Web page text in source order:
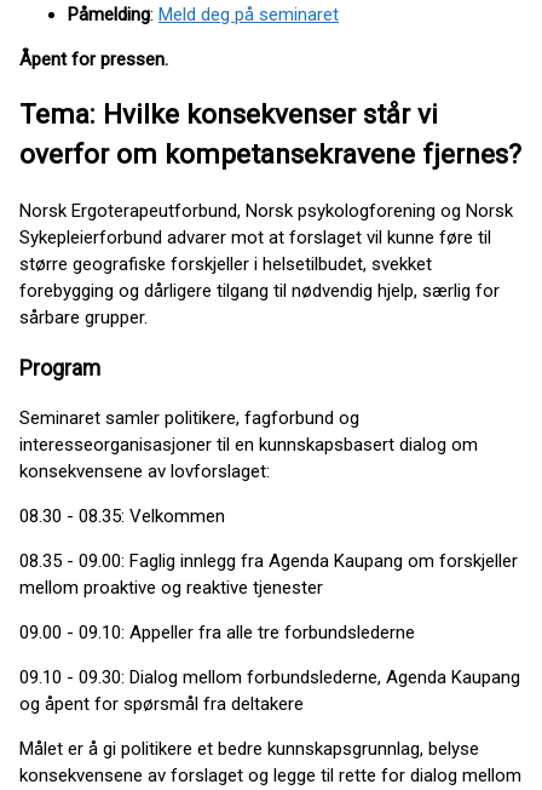
Påmelding: Meld deg på seminaret
Åpent for pressen.
Tema: Hvilke konsekvenser står vi
overfor om kompetansekravene fjernes?
Norsk Ergoterapeutforbund, Norsk psykologforening og Norsk
Sykepleierforbund advarer mot at forslaget vil kunne føre til
større geografiske forskjeller i helsetilbudet, svekket
forebygging og dårligere tilgang til nødvendig hjelp, særlig for
sårbare grupper.
Program
Seminaret samler politikere, fagforbund og
interesseorganisasjoner til en kunnskapsbasert dialog om
konsekvensene av lovforslaget:
08.30 - 08.35: Velkommen
08.35 - 09.00: Faglig innlegg fra Agenda Kaupang om forskjeller
mellom proaktive og reaktive tjenester
09.00 - 09.10: Appeller fra alle tre forbundslederne
09.10 - 09.30: Dialog mellom forbundslederne, Agenda Kaupang
og åpent for spørsmål fra deltakere
Målet er å gi politikere et bedre kunnskapsgrunnlag, belyse
konsekvensene av forslaget og legge til rette for dialog mellom